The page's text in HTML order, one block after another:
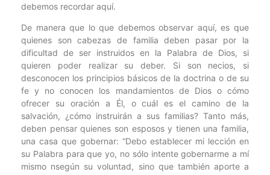
debemos recordar aquí.
De manera que lo que debemos observar aquí, es que
quienes son cabezas de familia deben pasar por la
dificultad de ser instruidos en la Palabra de Dios, si
quieren poder realizar su deber. Si son necios, si
desconocen los principios básicos de la doctrina o de su
fe y no conocen los mandamientos de Dios o cómo
ofrecer su oración a Él, o cuál es el camino de la
salvación, ¿cómo instruirán a sus familias? Tanto más,
deben pensar quienes son esposos y tienen una familia,
una casa que gobernar: “Debo establecer mi lección en
su Palabra para que yo, no sólo intente gobernarme a mí
mismo nsegún su voluntad, sino que también aporte a